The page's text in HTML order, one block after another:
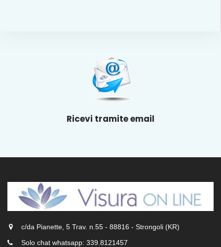
Ricevi tramite email
c/da Pianette, 5 Trav. n.55 - 88816 - Strongoli (KR)
Solo chat whatsapp: 339.8121457